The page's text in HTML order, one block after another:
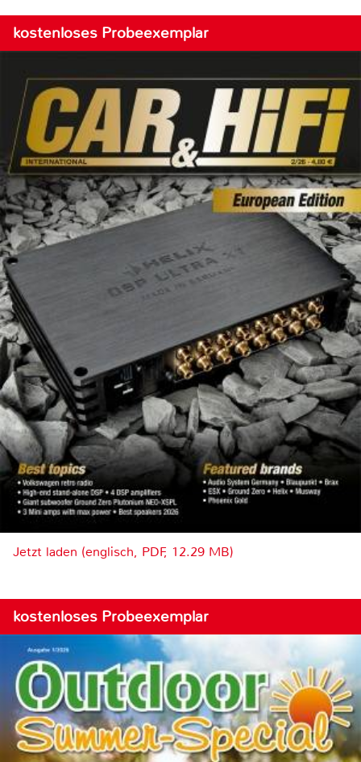
kostenloses Probeexemplar
Jetzt laden (englisch, PDF, 12.29 MB)
kostenloses Probeexemplar